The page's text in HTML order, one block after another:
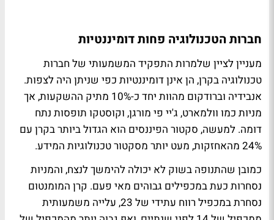
חברות הטכנולוגיה פחות דומיננטיות
מעניין לציין שלמרות התפקיד המשמעותי של חברות
טכנולוגיה בקרן, הן אינן דומיננטיות כפי שניתן היה לצפות.
אנבידיה וברודקום מהוות יחד כ-10% מתיק ההשקעות, אך
מניות כמו וולמארט, ג'יי פי מורגן, וקוסטקו תופסות נתח
דומה. למעשה, סקטור הפיננסים הוא הגדול ביותר בקרן עם
24% מהאחזקות, מעט יותר מסקטור טכנולוגיות המידע.
כמובן שהתנופה בשוק לא יכולה להימשך לנצח, והמניות
נסחרות כעת במכפילים גבוהים מאי פעם. קרן המומנטום
נסחרת במכפיל רווח עתידי של 23, עלייה משמעותית